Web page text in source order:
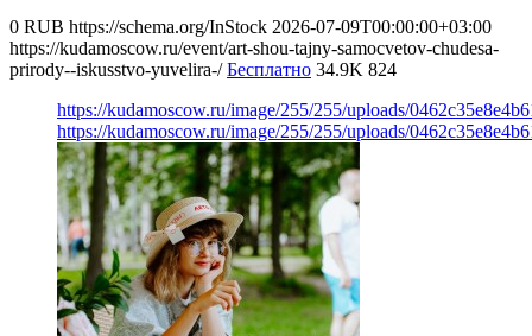
0 RUB https://schema.org/InStock 2026-07-09T00:00:00+03:00
https://kudamoscow.ru/event/art-shou-tajny-samocvetov-chudesa-
prirody--iskusstvo-yuvelira-/ Бесплатно 34.9K 824
https://kudamoscow.ru/image/255/255/uploads/
https://kudamoscow.ru/image/255/255/uploads/